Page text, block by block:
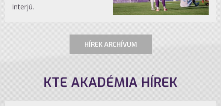
Interjú.
HÍREK ARCHÍVUM
KTE AKADÉMIA HÍREK